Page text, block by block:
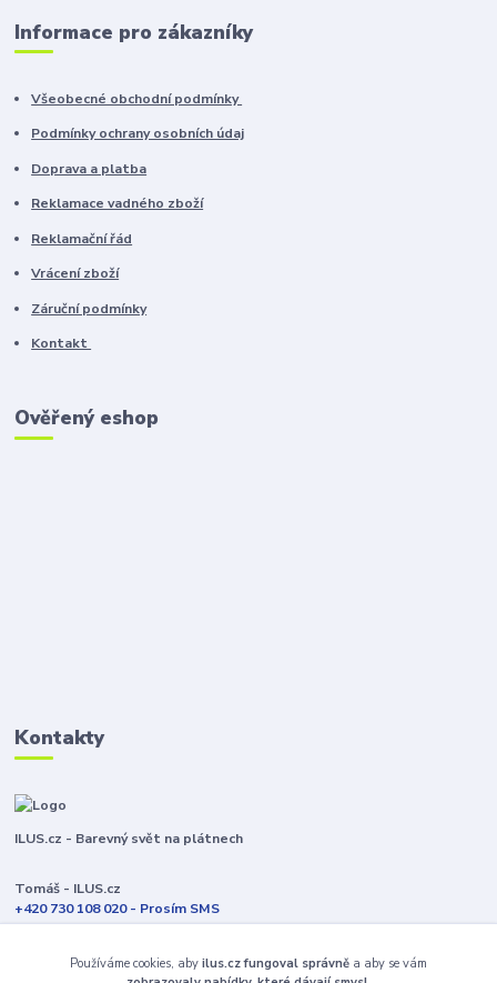
Informace pro zákazníky
Všeobecné obchodní podmínky
Podmínky ochrany osobních údaj
Doprava a platba
Reklamace vadného zboží
Reklamační řád
Vrácení zboží
Záruční podmínky
Kontakt
Ověřený eshop
Kontakty
ILUS.cz - Barevný svět na plátnech
Tomáš - ILUS.cz
+420 730 108 020 - Prosím SMS
Jsme většinu času ve výrobě
info@ilus.cz
Používáme cookies, aby ilus.cz fungoval správně a aby se vám